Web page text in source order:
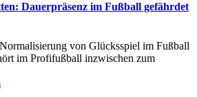
Dauerpräsenz im Fußball gefährdet
von Glücksspiel im Fußball
im Profifußball inzwischen zum